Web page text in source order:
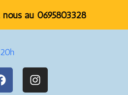
dès maintenant !
nous au 0695803328